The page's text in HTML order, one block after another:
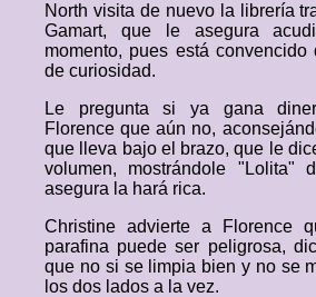
North visita de nuevo la librería
Gamart, que le asegura
momento, pues está
de curiosidad.
Le pregunta si ya gana
Florence que aún no,
que lleva bajo el brazo, que le
volumen, mostrándole "Lolita"
asegura la hará rica.
Christine advierte a Florence
parafina puede ser peligrosa,
que no si se limpia bien y no se
los dos lados a la vez.